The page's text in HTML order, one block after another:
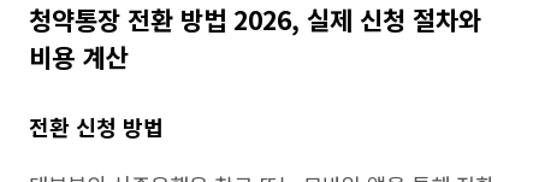
청약통장 전환 방법 2026, 실제 신청 절차와
비용 계산
전환 신청 방법